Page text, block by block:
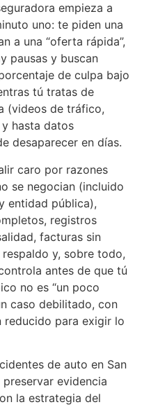
empieza a
uno: te piden una
a una “oferta rápida”,
pausas y buscan
de culpa bajo
tú tratas de
(videos de tráfico,
hasta datos
desaparecer en días.
caro por razones
se negocian (incluido
entidad pública),
registros
facturas sin
y, sobre todo,
antes de que tú
no es “un poco
caso debilitado, con
reducido para exigir lo
de auto en San
evidencia
la estrategia del